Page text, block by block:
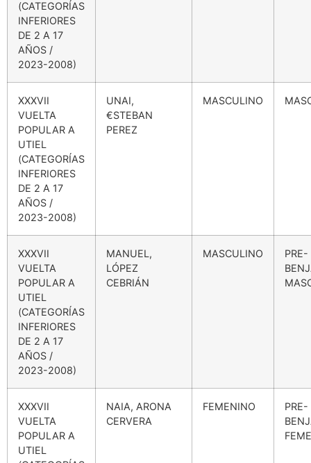
(CATEGORÍAS
INFERIORES
DE 2 A 17
AÑOS /
2023-2008)
XXXVII
VUELTA
POPULAR A
UTIEL
(CATEGORÍAS
INFERIORES
DE 2 A 17
AÑOS /
2023-2008)
UNAI,
€STEBAN
PEREZ
MASCULINO
XXXVII
VUELTA
POPULAR A
UTIEL
(CATEGORÍAS
INFERIORES
DE 2 A 17
AÑOS /
2023-2008)
MANUEL,
LÓPEZ
CEBRIÁN
MASCULINO
PRE-
XXXVII
VUELTA
POPULAR A
UTIEL
NAIA, ARONA
CERVERA
FEMENINO
PRE-